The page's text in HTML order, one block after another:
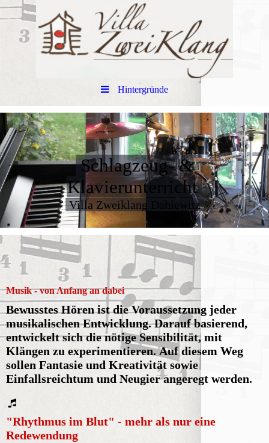
Hintergründe
Schlagzeug- &
Klavierunterricht
Villa Zweiklang Dahlewitz
Musik - von Anfang an dabei
Bewusstes Hören ist die Voraussetzung jeder
musikalischen Entwicklung. Darauf basierend,
entwickelt sich die nötige Sensibilität, mit
Klängen zu experimentieren. Auf diesem Weg
sollen Fantasie und Kreativität sowie
Einfallsreichtum und Neugier angeregt werden.
"Rhythmus im Blut" - mehr als nur eine
Redewendung